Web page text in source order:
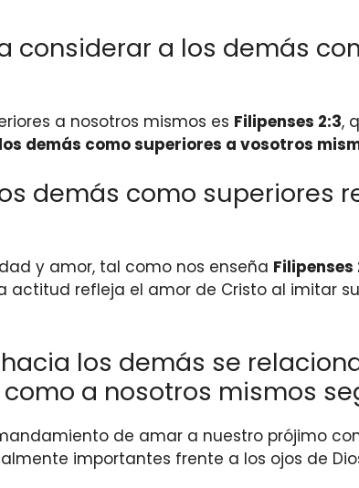
considerar a los demás
a nosotros mismos es Filipenses 2:3,
demás como superiores a vosotros
demás como superiores
y amor, tal como nos enseña Filipenses
actitud refleja el amor de Cristo al imitar
los demás se
a nosotros mismos
de amar a nuestro prójimo
importantes frente a los ojos de